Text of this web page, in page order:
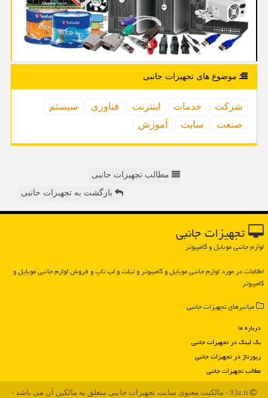
موضوع های تجهیزات جانبی
شركت خدمات اینترنت فناوری
سیستم
صنعت
سایت آموزش
مطالب تجهیزات حانبی
بازگشت به تجهیزات حانبی
تجهیزات جانبی
لوازم جانبی موبایل و کامپیوتر
اطلاعات در مورد لوازم جانبی موبایل و كامپیوتر و تبلت و لپ تاپ و فروش لوازم جانبی موبایل و
كامپیوتر
میانبرهای تجهیزات جانبی
درباره ما
بک لینک در تجهیزات جانبی
رپورتاژ در تجهیزات جانبی
مطالب تجهیزات جانبی
93z.ir - مالکیت معنوی سایت تجهیزات جانبی متعلق به مالکین آن می باشد -